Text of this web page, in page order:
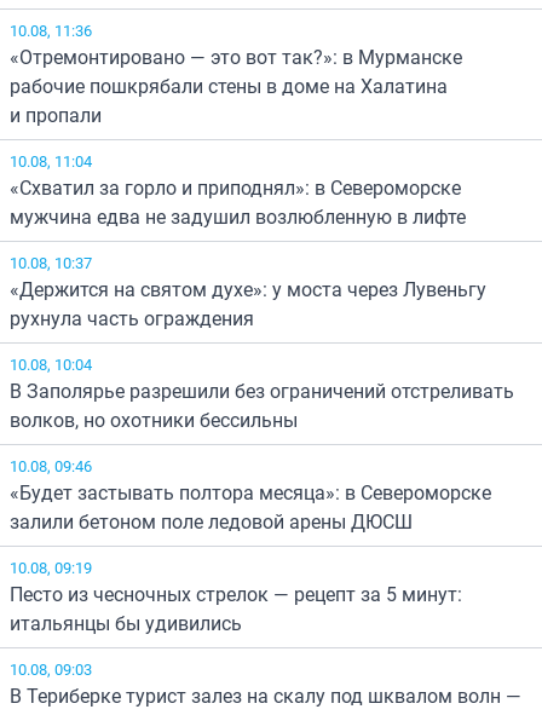
10.08, 11:36
«Отремонтировано — это вот так?»: в Мурманске
рабочие пошкрябали стены в доме на Халатина
и пропали
10.08, 11:04
«Схватил за горло и приподнял»: в Североморске
мужчина едва не задушил возлюбленную в лифте
10.08, 10:37
«Держится на святом духе»: у моста через Лувеньгу
рухнула часть ограждения
10.08, 10:04
В Заполярье разрешили без ограничений отстреливать
волков, но охотники бессильны
10.08, 09:46
«Будет застывать полтора месяца»: в Североморске
залили бетоном поле ледовой арены ДЮСШ
10.08, 09:19
Песто из чесночных стрелок — рецепт за 5 минут:
итальянцы бы удивились
10.08, 09:03
В Териберке турист залез на скалу под шквалом волн —